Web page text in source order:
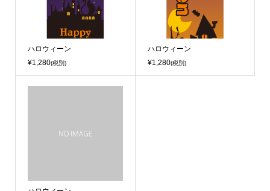
ハロウィーン
¥1,280(税別)
ハロウィーン
¥1,280(税別)